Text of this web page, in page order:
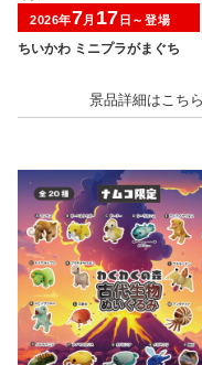
ちいかわ ミニプラがまぐち
2026年7月 17 日～登場